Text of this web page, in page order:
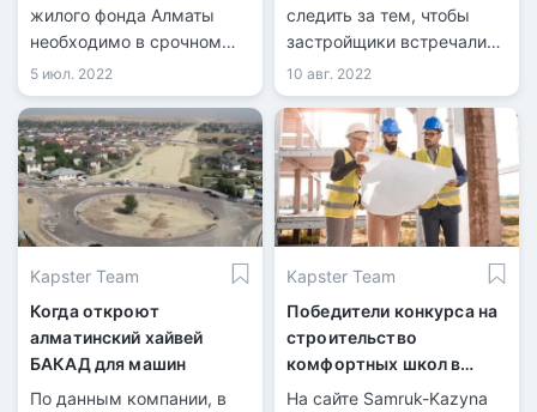
жилого фонда Алматы
необходимо в срочном
порядке. Реновация
ветхого жилья включена в
проект плана развития
города до 2025 года и
среднесрочных
перспектив до 2030 года.
Об этом рассказал аким
города Ерболат Досаев.
5 июл. 2022
следить за тем, чтобы
застройщики встречались
с жильцами ближайших
домов перед тем, как
возводить здания.
10 авг. 2022
Kapster Team
Когда откроют
алматинский хайвей
БАКАД для машин
По данным компании, в
Kapster Team
Победители конкурса на
строительство
комфортных школ в
Казахстане
На сайте Samruk-Kazyna